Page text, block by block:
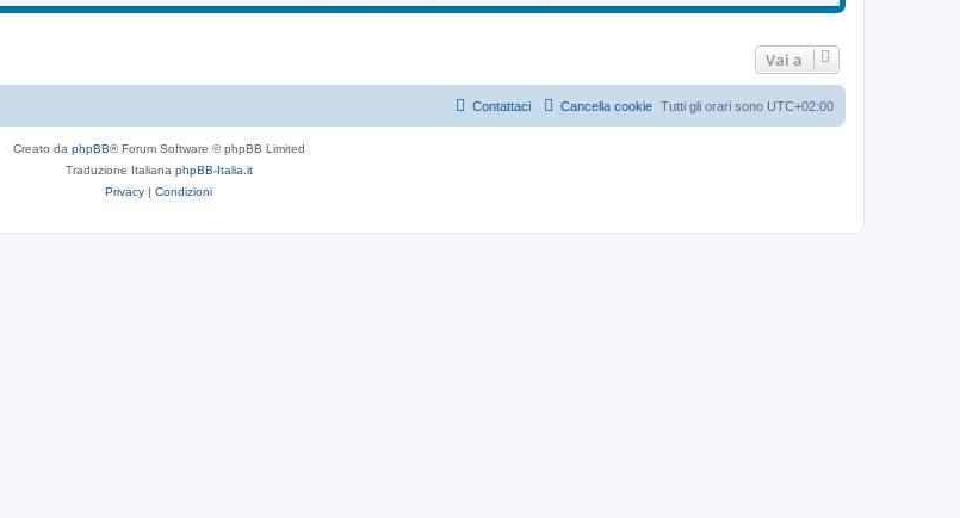
s
o
Vai a
Tutti gli orari sono UTC+02:00
Cancella cookie
Contattaci
Creato da phpBB® Forum Software © phpBB Limited
Traduzione Italiana phpBB-Italia.it
Privacy | Condizioni